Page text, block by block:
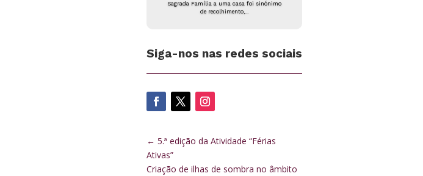
Sagrada Família a uma casa foi sinónimo
de recolhimento,...
Siga-nos nas redes sociais
← 5.ª edição da Atividade “Férias
Ativas”
Criação de ilhas de sombra no âmbito